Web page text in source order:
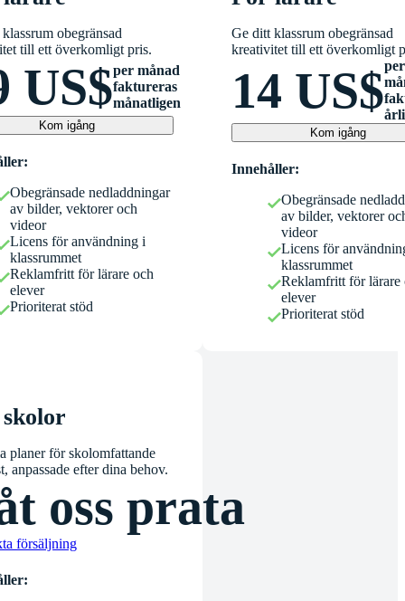
obegränsad
till ett överkomligt pris.
US$per månad
faktureras
månatligen
Kom igång
Obegränsade nedladdningar
av bilder, vektorer och
videor
Licens för användning i
klassrummet
Reklamfritt för lärare och
elever
Prioriterat stöd
Ge ditt klassrum obegränsad
kreativitet till ett överkomligt
14 US$per
Kom igång
Innehåller:
Obegränsade
av bilder, vektorer
videor
Licens för
klassrummet
Reklamfritt för lärare
elever
Prioriterat stöd
planer för skolomfattande
anpassade efter dina behov.
oss prata
försäljning